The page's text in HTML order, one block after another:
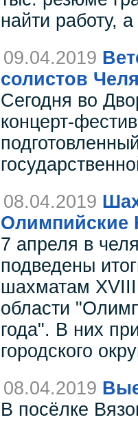
найти работу,
09.04.2019
солистов
Сегодня во
концерт-
08.04.2019
Олимпийские
7 апреля в
подведены
шахматам XVIII
области
года". В них
городского
08.04.2019
В посёлке